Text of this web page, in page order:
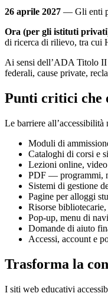
26 aprile 2027 — Gli enti
Ora (per gli istituti
di ricerca di rilievo, tra cui
Ai sensi dell’ADA Titolo
federali, cause private,
Punti critici che
Le barriere all’accessibilità
Moduli di
Cataloghi di corsi e
Lezioni online,
PDF — programmi,
Sistemi di gestione
Pagine per alloggi
Risorse
Pop-up, menu di
Domande di aiuto
Accessi, account e
Trasforma la
I siti web educativi